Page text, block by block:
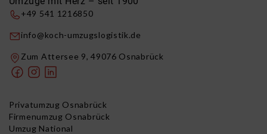
+49 541 1216850
info@koch-umzugslogistik.de
Zum Attersee 9, 49076 Osnabrück
Privatumzug Osnabrück
Firmenumzug Osnabrück
Umzug National